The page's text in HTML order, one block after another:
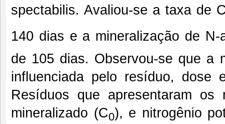
spectabilis. Avaliou-se a taxa de
140 dias e a mineralização de N-
de 105 dias. Observou-se que a
influenciada pelo resíduo, dose
Resíduos que apresentaram os
mineralizado (C0), e nitrogênio